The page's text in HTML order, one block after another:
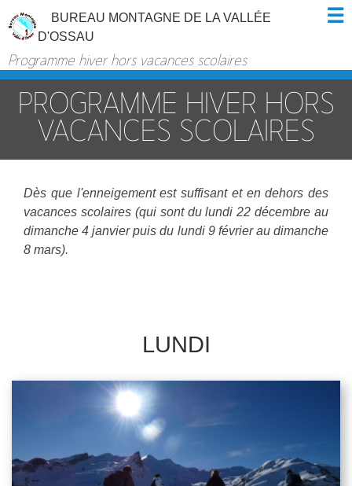
BUREAU MONTAGNE DE LA VALLÉE
D'OSSAU
Programme hiver hors vacances scolaires
PROGRAMME HIVER HORS
VACANCES SCOLAIRES
Dès que l'enneigement est suffisant et en dehors des
vacances scolaires (qui sont du lundi 22 décembre au
dimanche 4 janvier puis du lundi 9 février au dimanche
8 mars).
LUNDI